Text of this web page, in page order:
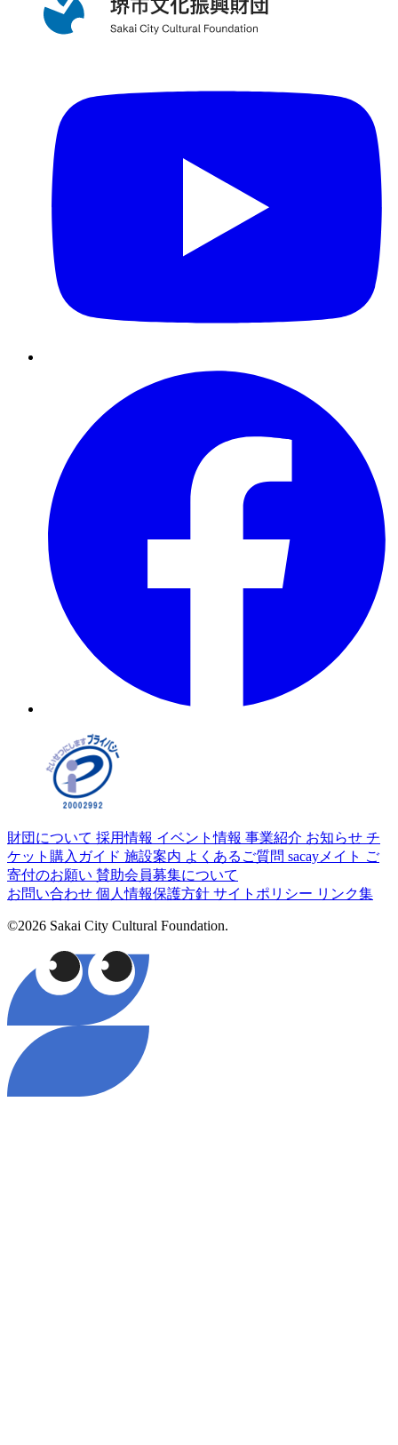
財団について 採用情報 イベント情報 事業紹介 お知らせ チ
ケット購入ガイド 施設案内 よくあるご質問 sacayメイト ご
寄付のお願い 賛助会員募集について
お問い合わせ 個人情報保護方針 サイトポリシー リンク集
©2026 Sakai City Cultural Foundation.